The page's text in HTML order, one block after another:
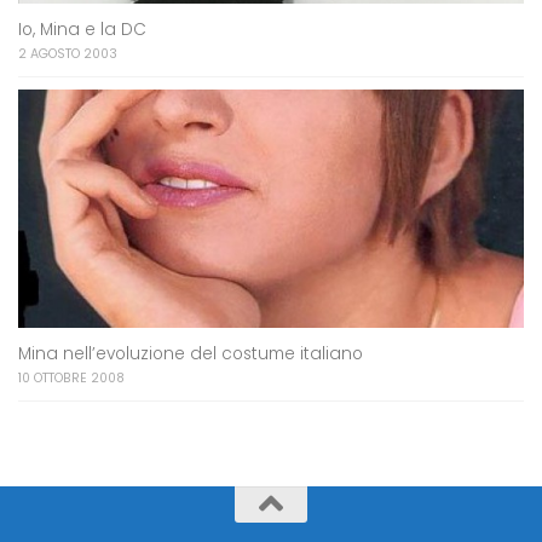
Io, Mina e la DC
2 AGOSTO 2003
Mina nell’evoluzione del costume italiano
10 OTTOBRE 2008